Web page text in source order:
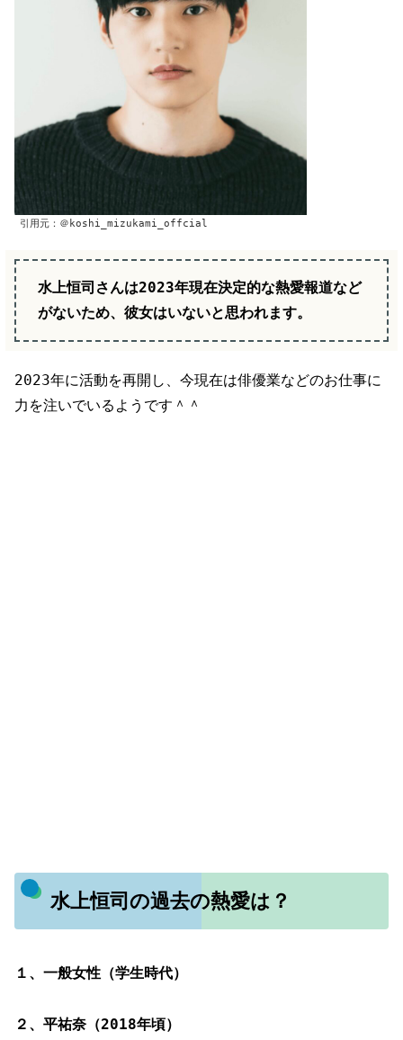
引用元：＠koshi_mizukami_offcial
水上恒司さんは2023年現在決定的な熱愛報道など
がないため、彼女はいないと思われます。
2023年に活動を再開し、今現在は俳優業などのお仕事に
力を注いでいるようです＾＾
水上恒司の過去の熱愛は？
１、一般女性（学生時代）
２、平祐奈（2018年頃）